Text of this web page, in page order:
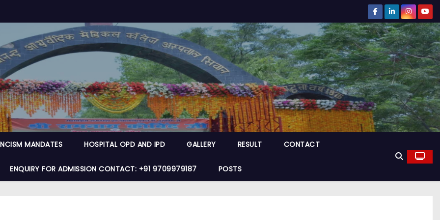
NCISM MANDATES HOSPITAL OPD AND IPD GALLERY RESULT CONTACT
ENQUIRY FOR ADMISSION CONTACT: +91 9709979187 POSTS